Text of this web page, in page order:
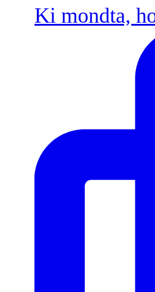
Ki mondta,